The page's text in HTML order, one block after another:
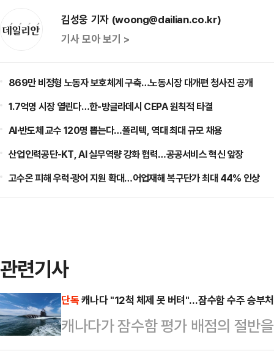
김성웅 기자 (woong@dailian.co.kr)
기사 모아 보기 >
869만 비정형 노동자 보호체계 구축…노동시장 대개편 청사진 공개
1.7억명 시장 열린다…한-방글라데시 CEPA 원칙적 타결
AI·반도체 교수 120명 뽑는다…폴리텍, 역대 최대 규모 채용
산업인력공단-KT, AI 실무역량 강화 협력…공공서비스 혁신 앞장
고수온 피해 우럭·광어 지원 확대…어업재해 복구단가 최대 44% 인상
관련기사
단독캐나다 "12척 체제 못 버텨"…잠수함 수주 승부
캐나다가 잠수함 평가 배점의 절반
확인됐다. 캐나다 정부가 스스로 "